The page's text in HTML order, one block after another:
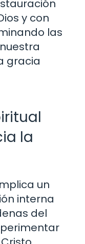
y con
las
gracia
la
un
interna
del